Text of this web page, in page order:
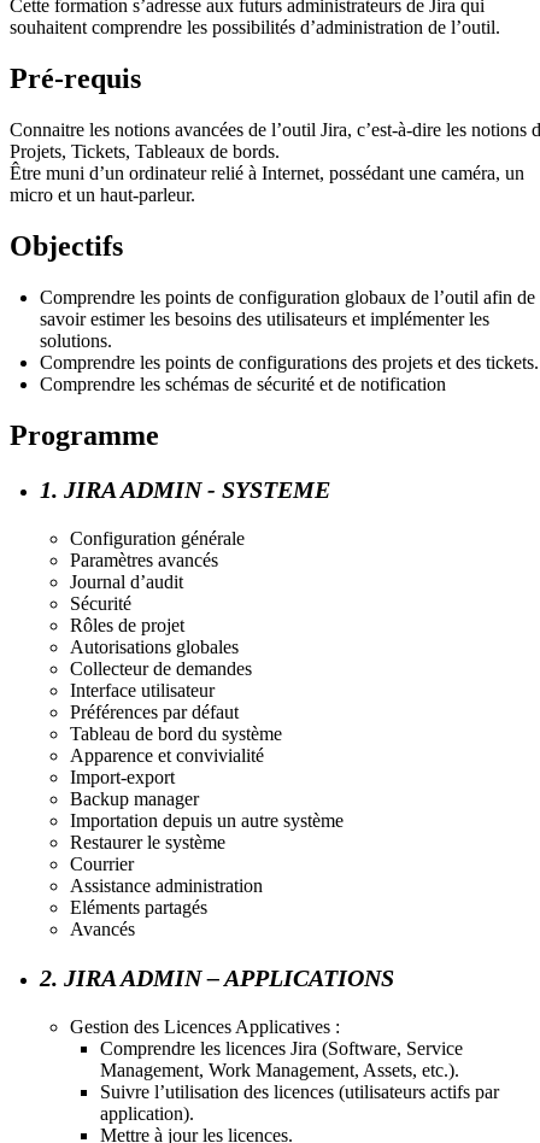
Cette formation s’adresse aux futurs administrateurs de Jira qui
souhaitent comprendre les possibilités d’administration de l’outil.
Pré-requis
Connaitre les notions avancées de l’outil Jira, c’est-à-dire les notions
Projets, Tickets, Tableaux de bords.
Être muni d’un ordinateur relié à Internet, possédant une caméra, un
micro et un haut-parleur.
Objectifs
Comprendre les points de configuration globaux de l’outil afin de
savoir estimer les besoins des utilisateurs et implémenter les
solutions.
Comprendre les points de configurations des projets et des tickets.
Comprendre les schémas de sécurité et de notification
Programme
1. JIRA ADMIN - SYSTEME
Configuration générale
Paramètres avancés
Journal d’audit
Sécurité
Rôles de projet
Autorisations globales
Collecteur de demandes
Interface utilisateur
Préférences par défaut
Tableau de bord du système
Apparence et convivialité
Import-export
Backup manager
Importation depuis un autre système
Restaurer le système
Courrier
Assistance administration
Eléments partagés
Avancés
2. JIRA ADMIN – APPLICATIONS
Gestion des Licences Applicatives :
Comprendre les licences Jira (Software, Service
Management, Work Management, Assets, etc.).
Suivre l’utilisation des licences (utilisateurs actifs par
application).
Mettre à jour les licences.